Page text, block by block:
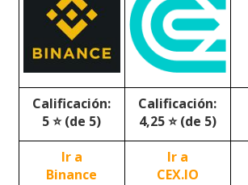
Calificación:
5 ⭐ (de 5)
Calificación:
4,25 ⭐ (de 5)
Ir a
Binance
Ir a
CEX.IO